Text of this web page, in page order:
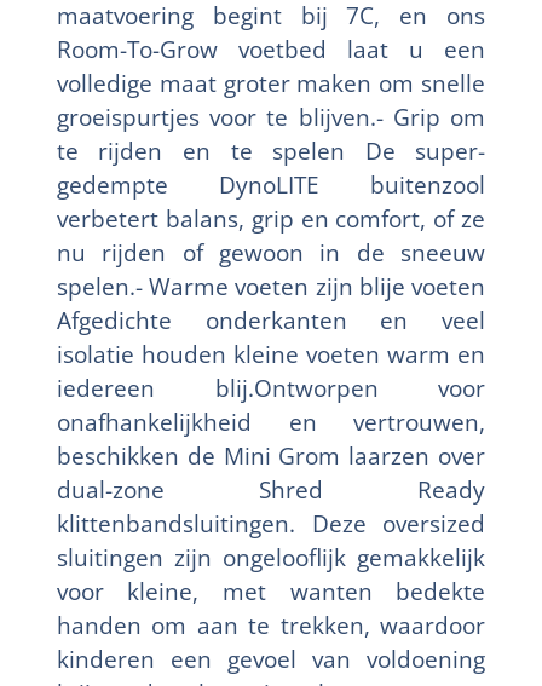
maatvoering begint bij 7C, en ons
Room-To-Grow voetbed laat u een
volledige maat groter maken om snelle
groeispurtjes voor te blijven.- Grip om
te rijden en te spelen De super-
gedempte DynoLITE buitenzool
verbetert balans, grip en comfort, of ze
nu rijden of gewoon in de sneeuw
spelen.- Warme voeten zijn blije voeten
Afgedichte onderkanten en veel
isolatie houden kleine voeten warm en
iedereen blij.Ontworpen voor
onafhankelijkheid en vertrouwen,
beschikken de Mini Grom laarzen over
dual-zone Shred Ready
klittenbandsluitingen. Deze oversized
sluitingen zijn ongelooflijk gemakkelijk
voor kleine, met wanten bedekte
handen om aan te trekken, waardoor
kinderen een gevoel van voldoening